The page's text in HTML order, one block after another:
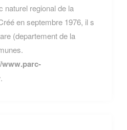
naturel regional de la
en septembre 1976, il s
(departement de la
.